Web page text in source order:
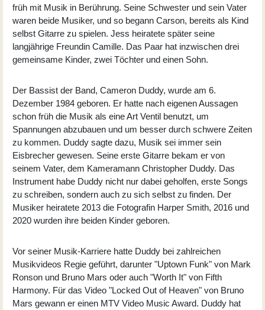
früh mit Musik in Berührung. Seine Schwester und sein Vater
waren beide Musiker, und so begann Carson, bereits als Kind
selbst Gitarre zu spielen. Jess heiratete später seine
langjährige Freundin Camille. Das Paar hat inzwischen drei
gemeinsame Kinder, zwei Töchter und einen Sohn.
Der Bassist der Band, Cameron Duddy, wurde am 6.
Dezember 1984 geboren. Er hatte nach eigenen Aussagen
schon früh die Musik als eine Art Ventil benutzt, um
Spannungen abzubauen und um besser durch schwere Zeiten
zu kommen. Duddy sagte dazu, Musik sei immer sein
Eisbrecher gewesen. Seine erste Gitarre bekam er von
seinem Vater, dem Kameramann Christopher Duddy. Das
Instrument habe Duddy nicht nur dabei geholfen, erste Songs
zu schreiben, sondern auch zu sich selbst zu finden. Der
Musiker heiratete 2013 die Fotografin Harper Smith, 2016 und
2020 wurden ihre beiden Kinder geboren.
Vor seiner Musik-Karriere hatte Duddy bei zahlreichen
Musikvideos Regie geführt, darunter "Uptown Funk" von Mark
Ronson und Bruno Mars oder auch "Worth It" von Fifth
Harmony. Für das Video "Locked Out of Heaven" von Bruno
Mars gewann er einen MTV Video Music Award. Duddy hat